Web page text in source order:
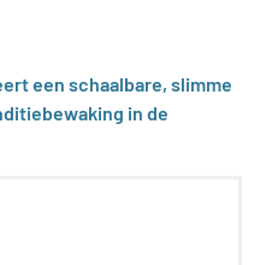
een schaalbare, slimme
in de